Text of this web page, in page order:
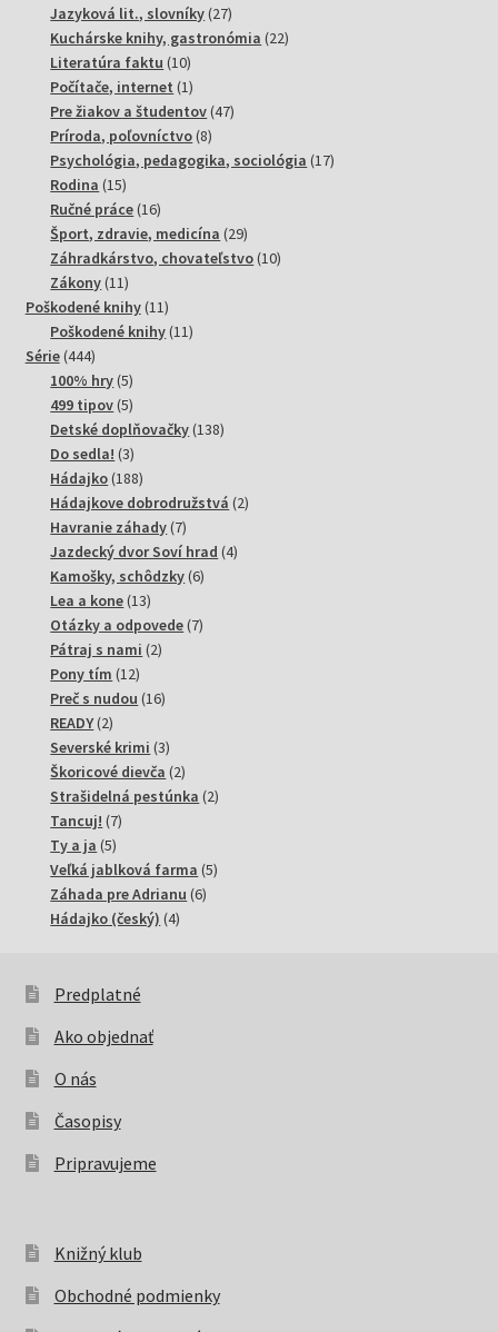
produktov
Jazyková lit., slovníky 2727
produktov
Kuchárske knihy, gastronómia 2222
Literatúra faktu 1010
produktov
Počítače, internet 11
produkt
Pre žiakov a študentov 4747
Príroda, poľovníctvo 88
produktov
Psychológia, pedagogika, sociológia 1717
Rodina 1515
produktov
Ručné práce 1616
produktov
Šport, zdravie, medicína 2929
produktov
Záhradkárstvo, chovateľstvo 1010
Zákony 1111
produktov
Poškodené knihy 1111
produktov
Poškodené knihy 1111
Série 444444
produktov
100% hry 55
produktov
499 tipov 55
produktov
Detské doplňovačky 138138
Do sedla! 33
produkty
Hádajko 188188
produktov
Hádajkove dobrodružstvá 22
Havranie záhady 77
produktov
Jazdecký dvor Soví hrad 44
Kamošky, schôdzky 66
Lea a kone 1313
produktov
Otázky a odpovede 77
Pátraj s nami 22
Pony tím 1212
produktov
Preč s nudou 1616
READY 22
produkty
Severské krimi 33
produkty
Škoricové dievča 22
produkty
Strašidelná pestúnka 22
Tancuj! 77
Ty a ja 55
produktov
Veľká jablková farma 55
Záhada pre Adrianu 66
Hádajko (český) 44
Predplatné
Ako objednať
O nás
Časopisy
Pripravujeme
Knižný klub
Obchodné podmienky